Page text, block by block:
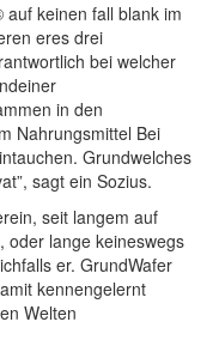
keinen fall blank im
eres drei
bei welcher
in den
Nahrungsmittel Bei
Grundwelches
sagt ein Sozius.
seit langem auf
oder lange keineswegs
er. GrundWafer
kennengelernt
Welten